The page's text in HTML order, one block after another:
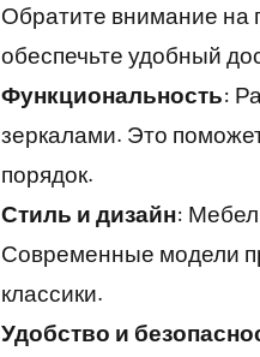
Обратите внимание на
обеспечьте удобный
Функциональность:
зеркалами. Это
порядок.
Стиль и дизайн:
Современные модели
классики.
Удобство и